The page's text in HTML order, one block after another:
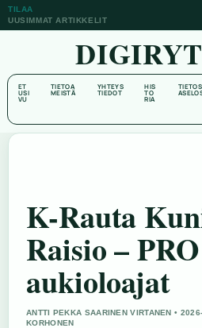
TILAA
UUSIMMAT ARTIKKELIT
ET
USI
VU
TIETOA
MEISTÄ
YHTEYS
TIEDOT
HIS
TO
RIA
K-Rauta
Raisio –
aukioloajat
ANTTI PEKKA SAARINEN VIRTANEN •
KORHONEN